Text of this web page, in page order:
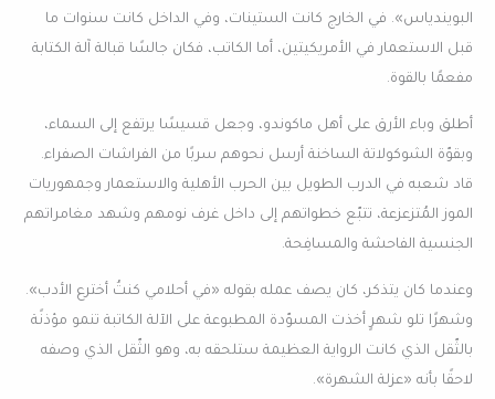
البويندياس». في الخارج كانت الستينات، وفي الداخل كانت سنوات ما
قبل الاستعمار في الأمريكيتين، أما الكاتب، فكان جالسًا قبالة آلة الكتابة
مفعمًا بالقوة.
أطلق وباء الأرق على أهل ماكوندو، وجعل قسيسًا يرتفع إلى السماء،
وبقوّة الشوكولاتة الساخنة أرسل نحوهم سربًا من الفراشات الصفراء.
قاد شعبه في الدرب الطويل بين الحرب الأهلية والاستعمار وجمهوريات
الموز المُتزعزعة، تتبّع خطواتهم إلى داخل غرف نومهم وشهد مغامراتهم
الجنسية الفاحشة والمسافِحة.
وعندما كان يتذكر، كان يصف عمله بقوله «في أحلامي كنتُ أخترع الأدب».
وشهرًا تلو شهرٍ أخذت المسوّدة المطبوعة على الآلة الكاتبة تنمو مؤذنًة
بالثّقل الذي كانت الرواية العظيمة ستلحقه به، وهو الثّقل الذي وصفه
لاحقًا بأنه «عزلة الشهرة».